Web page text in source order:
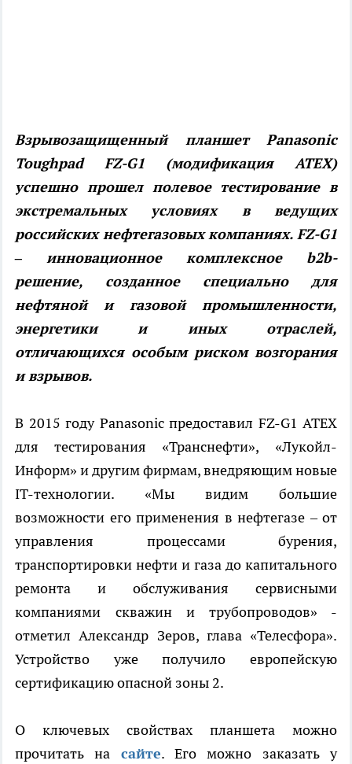
Взрывозащищенный планшет Panasonic
Toughpad FZ-G1 (модификация ATEX)
успешно прошел полевое тестирование в
экстремальных условиях в ведущих
российских нефтегазовых компаниях. FZ-G1
– инновационное комплексное b2b-
решение, созданное специально для
нефтяной и газовой промышленности,
энергетики и иных отраслей,
отличающихся особым риском возгорания
и взрывов.
В 2015 году Panasonic предоставил FZ-G1 ATEX
для тестирования «Транснефти», «Лукойл-
Информ» и другим фирмам, внедряющим новые
IT-технологии. «Мы видим большие
возможности его применения в нефтегазе – от
управления процессами бурения,
транспортировки нефти и газа до капитального
ремонта и обслуживания сервисными
компаниями скважин и трубопроводов» -
отметил Александр Зеров, глава «Телесфора».
Устройство уже получило европейскую
сертификацию опасной зоны 2.
О ключевых свойствах планшета можно
прочитать на сайте. Его можно заказать у